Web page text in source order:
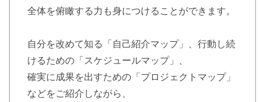
全体を俯瞰する力も身につけることができます。
自分を改めて知る「自己紹介マップ」、行動し続
けるための「スケジュールマップ」、
確実に成果を出すための「プロジェクトマップ」
などをご紹介しながら、